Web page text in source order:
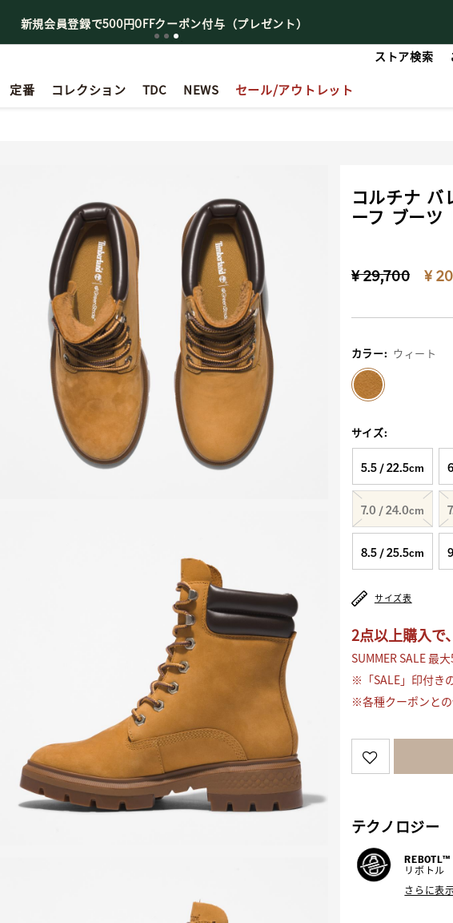
新規会員登録で500円OFFクーポン付与（プレゼント）
ストア検索
定番 コレクション TDC NEWS セール/アウトレット
コルチナ バ
ーフ ブーツ
Price reduced
¥ 29,700to ¥
カラー: ウィート
サイズ:
5.5 / 22.5cm
7.0 / 24.0cm
8.5 / 25.5cm
サイズ表
2点以上購入で
SUMMER SALE 最
※「SALE」印付き
※各種クーポンと
テクノロジー
REBOTL™
リボトル
さらに表